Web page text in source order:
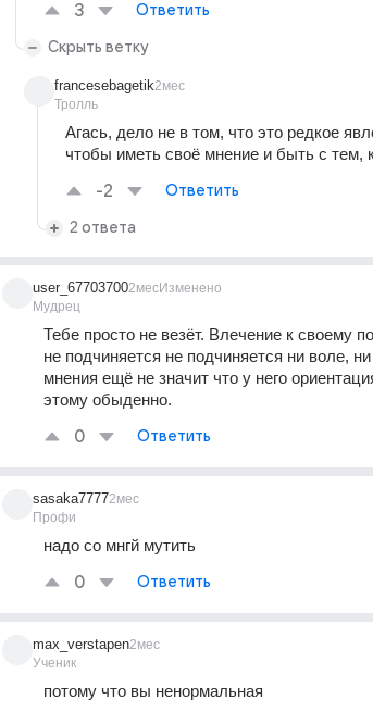
3 Ответить
Скрыть ветку
francesebagetik
Тролль
2мес
Агась, дело не в том, что это редкое
чтобы иметь своё мнение и быть с тем,
-2 Ответить
2 ответа
user_67703700
Мудрец
2месИзменено
Тебе просто не везёт. Влечение к своему
не подчиняется не подчиняется ни воле,
мнения ещё не значит что у него
этому обыденно.
0 Ответить
sasaka7777
Профи
2мес
надо со мнгй мутить
0 Ответить
max_verstapen
Ученик
2мес
потому что вы ненормальная